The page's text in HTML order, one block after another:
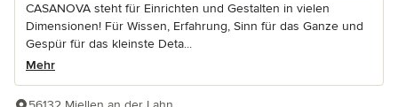
CASANOVA steht für Einrichten und Gestalten in vielen
Dimensionen! Für Wissen, Erfahrung, Sinn für das Ganze und
Gespür für das kleinste Deta...
Mehr